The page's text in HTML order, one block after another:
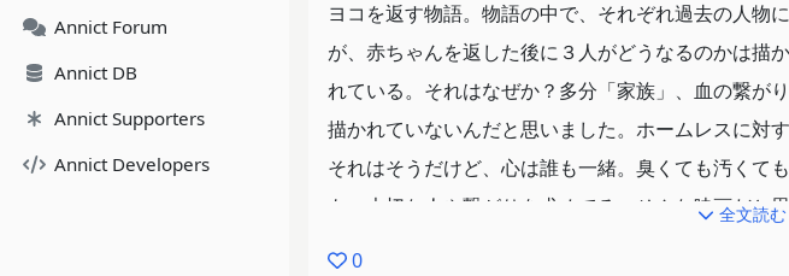
Annict Forum
Annict DB
Annict Supporters
Annict Developers
ヨコを返す物語。物語の中で、それぞれ過去の人物
が、赤ちゃんを返した後に３人がどうなるのかは描
れている。それはなぜか？多分「家族」、血の繋が
描かれていないんだと思いました。ホームレスに対
それはそうだけど、心は誰も一緒。臭くても汚くて
も、大切な人や繋がりを求めてる。そんな映画だと
全文読む
0